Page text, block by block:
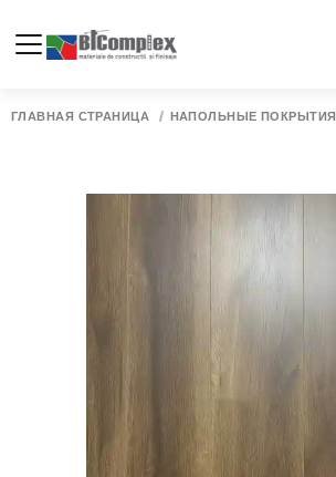
ГЛАВНАЯ СТРАНИЦА НАПОЛЬНЫЕ ПОКРЫТИЯ